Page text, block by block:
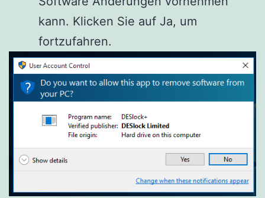
kann. Klicken Sie auf Ja, um
fortzufahren.